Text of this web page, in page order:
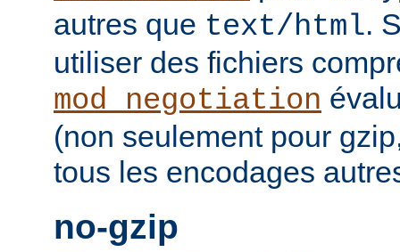
autres que text/html.
utiliser des fichiers
mod_negotiation
(non seulement pour
tous les encodages
no-gzip